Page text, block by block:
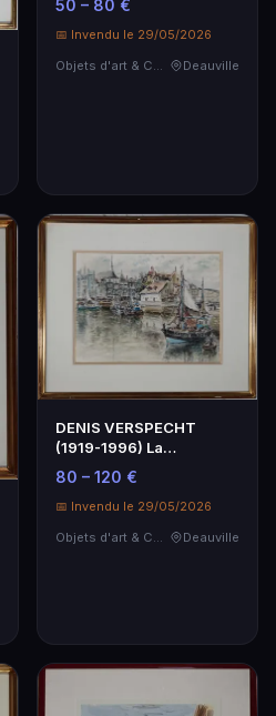
50 – 80 €
📅 Invendu le 29/05/2026
Objets d'art & Curiosités
Deauville
DENIS VERSPECHT
(1919-1996) La
lieutenance à Honfleur,
aquar…
80 – 120 €
📅 Invendu le 29/05/2026
Deauville